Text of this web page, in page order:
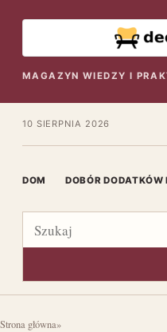
MAGAZYN WIEDZY I
10 SIERPNIA 2026
DOM DOBÓR
Szukaj
Strona główna»